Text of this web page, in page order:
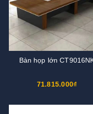
Bàn họp lớn
71.815.000₫